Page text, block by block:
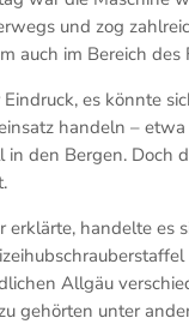
und zog
auch im Bereich des
es könnte
handeln –
den Bergen. Doch
erklärte, handelte es
Allgäu
gehörten unter